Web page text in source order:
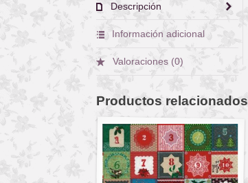
Descripción
Información adicional
Valoraciones (0)
Productos relacionados